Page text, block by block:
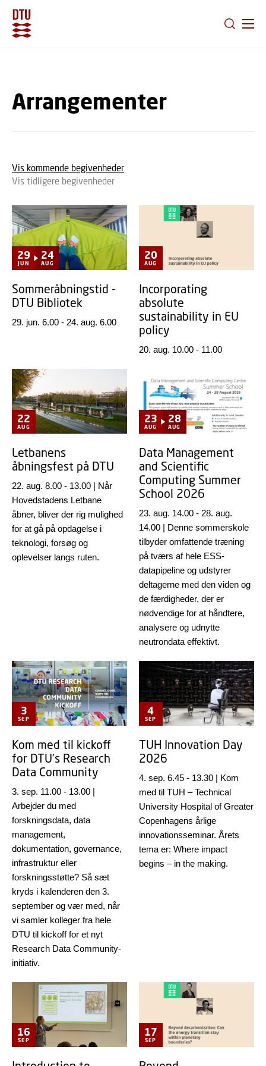
Arrangementer
Vis kommende begivenheder
Vis tidligere begivenheder
29
JUN
24
AUG
Sommeråbningstid -
DTU Bibliotek
29. jun. 6.00 - 24. aug. 6.00
20
AUG
Incorporating
absolute
sustainability in EU
policy
20. aug. 10.00- 11.00
22
AUG
Letbanens
åbningsfest på DTU
22. aug. 8.00 - 13.00 | Når
Hovedstadens Letbane
åbner, bliver der rig mulighed
for at gå på opdagelse i
teknologi, forsøg og
oplevelser langs ruten.
23
AUG
28
AUG
Data Management
and Scientific
Computing Summer
School 2026
23. aug. 14.00- 28. aug.
14.00| Denne sommerskole
tilbyder omfattende træning
på tværs af hele ESS-
datapipeline og udstyrer
deltagerne med den viden og
de færdigheder, der er
nødvendige for at håndtere,
analysere og udnytte
neutrondata effektivt.
3
SEP
Kom med til kickoff
for DTU’s Research
Data Community
3. sep. 11.00 - 13.00 |
Arbejder du med
forskningsdata, data
management,
dokumentation, governance,
infrastruktur eller
forskningsstøtte? Så sæt
kryds i kalenderen den 3.
september og vær med, når
vi samler kolleger fra hele
DTU til kickoff for et nyt
Research Data Community-
initiativ.
4
SEP
TUH Innovation Day
2026
4. sep. 6.45- 13.30| Kom
med til TUH – Technical
University Hospital of Greater
Copenhagens årlige
innovationsseminar. Årets
tema er: Where impact
begins – in the making.
16
SEP
17
SEP